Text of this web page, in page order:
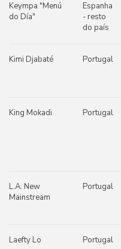
Keympa "Menú
do Día"
Espanha
- resto
do país
Kimi Djabaté Portugal
King Mokadi Portugal
L.A. New
Mainstream
Portugal
Laefty Lo Portugal